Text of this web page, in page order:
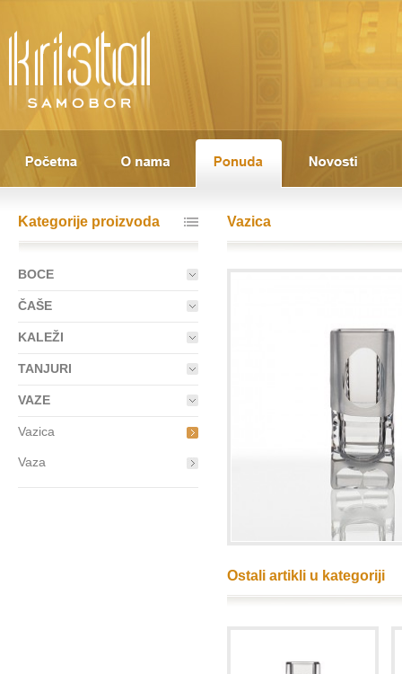
Kategorije proizvoda
BOCE
ČAŠE
KALEŽI
TANJURI
VAZE
Vazica
Vaza
Vazica
Ostali artikli u kategoriji